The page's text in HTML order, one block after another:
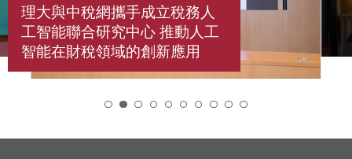
理大與中稅網攜手成立稅務人
工智能聯合研究中心 推動人工
智能在財稅領域的創新應用